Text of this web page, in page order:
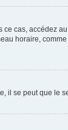
ce cas, accédez au
horaire,
il se peut que le